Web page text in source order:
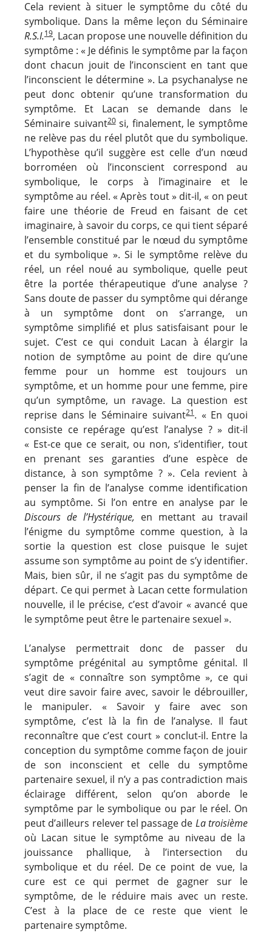
Cela revient à situer le symptôme du côté du
symbolique. Dans la même leçon du Séminaire
R.S.I.19, Lacan propose une nouvelle définition du
symptôme : « Je définis le symptôme par la façon
dont chacun jouit de l’inconscient en tant que
l’inconscient le détermine ». La psychanalyse ne
peut donc obtenir qu’une transformation du
symptôme. Et Lacan se demande dans le
Séminaire suivant20si, finalement, le symptôme
ne relève pas du réel plutôt que du symbolique.
L’hypothèse qu’il suggère est celle d’un nœud
borroméen où l’inconscient correspond au
symbolique, le corps à l’imaginaire et le
symptôme au réel. « Après tout » dit-il, « on peut
faire une théorie de Freud en faisant de cet
imaginaire, à savoir du corps, ce qui tient séparé
l’ensemble constitué par le nœud du symptôme
et du symbolique ». Si le symptôme relève du
réel, un réel noué au symbolique, quelle peut
être la portée thérapeutique d’une analyse ?
Sans doute de passer du symptôme qui dérange
à un symptôme dont on s’arrange, un
symptôme simplifié et plus satisfaisant pour le
sujet. C’est ce qui conduit Lacan à élargir la
notion de symptôme au point de dire qu’une
femme pour un homme est toujours un
symptôme, et un homme pour une femme, pire
qu’un symptôme, un ravage. La question est
reprise dans le Séminaire suivant21. « En quoi
consiste ce repérage qu’est l’analyse ? » dit-il
« Est-ce que ce serait, ou non, s’identifier, tout
en prenant ses garanties d’une espèce de
distance, à son symptôme ? ». Cela revient à
penser la fin de l’analyse comme identification
au symptôme. Si l’on entre en analyse par le
Discours de l’Hystérique, en mettant au travail
l’énigme du symptôme comme question, à la
sortie la question est close puisque le sujet
assume son symptôme au point de s’y identifier.
Mais, bien sûr, il ne s’agit pas du symptôme de
départ. Ce qui permet à Lacan cette formulation
nouvelle, il le précise, c’est d’avoir « avancé que
le symptôme peut être le partenaire sexuel ».
L’analyse permettrait donc de passer du
symptôme prégénital au symptôme génital. Il
s’agit de « connaître son symptôme », ce qui
veut dire savoir faire avec, savoir le débrouiller,
le manipuler. « Savoir y faire avec son
symptôme, c’est là la fin de l’analyse. Il faut
reconnaître que c’est court » conclut-il. Entre la
conception du symptôme comme façon de jouir
de son inconscient et celle du symptôme
partenaire sexuel, il n’y a pas contradiction mais
éclairage différent, selon qu’on aborde le
symptôme par le symbolique ou par le réel. On
peut d’ailleurs relever tel passage de La troisième
où Lacan situe le symptôme au niveau de la
jouissance phallique, à l’intersection du
symbolique et du réel. De ce point de vue, la
cure est ce qui permet de gagner sur le
symptôme, de le réduire mais avec un reste.
C’est à la place de ce reste que vient le
partenaire symptôme.